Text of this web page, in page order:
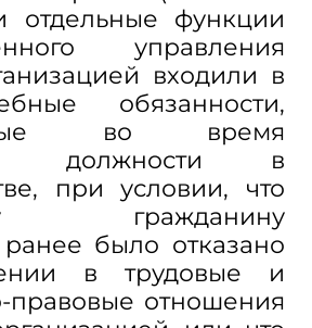
отдельные функции
управления
входили в
обязанности,
во время
должности в
при условии, что
гражданину
было отказано
в трудовые и
правовые отношения